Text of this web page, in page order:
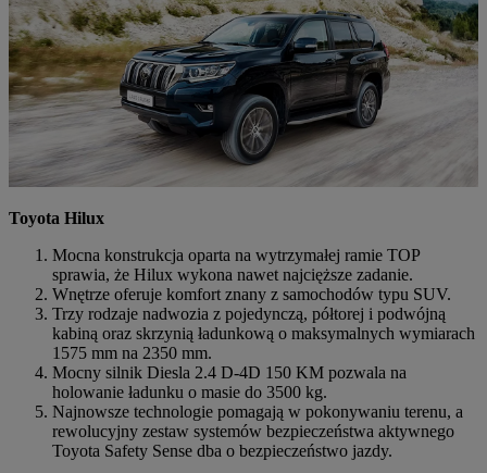
Toyota Hilux
Mocna konstrukcja oparta na wytrzymałej ramie TOP
sprawia, że Hilux wykona nawet najcięższe zadanie.
Wnętrze oferuje komfort znany z samochodów typu SUV.
Trzy rodzaje nadwozia z pojedynczą, półtorej i podwójną
kabiną oraz skrzynią ładunkową o maksymalnych wymiarach
1575 mm na 2350 mm.
Mocny silnik Diesla 2.4 D-4D 150 KM pozwala na
holowanie ładunku o masie do 3500 kg.
Najnowsze technologie pomagają w pokonywaniu terenu, a
rewolucyjny zestaw systemów bezpieczeństwa aktywnego
Toyota Safety Sense dba o bezpieczeństwo jazdy.